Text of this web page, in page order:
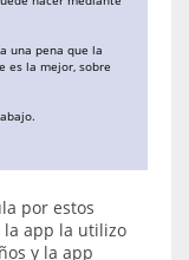
una pena que la
es la mejor, sobre
por estos
la app la utilizo
y la app